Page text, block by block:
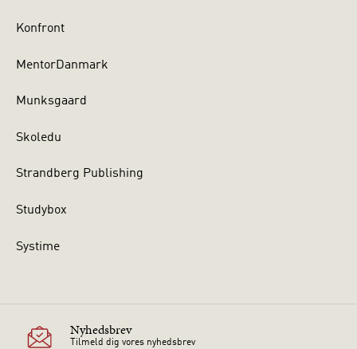
Konfront
MentorDanmark
Munksgaard
Skoledu
Strandberg Publishing
Studybox
Systime
Nyhedsbrev
Tilmeld dig vores nyhedsbrev